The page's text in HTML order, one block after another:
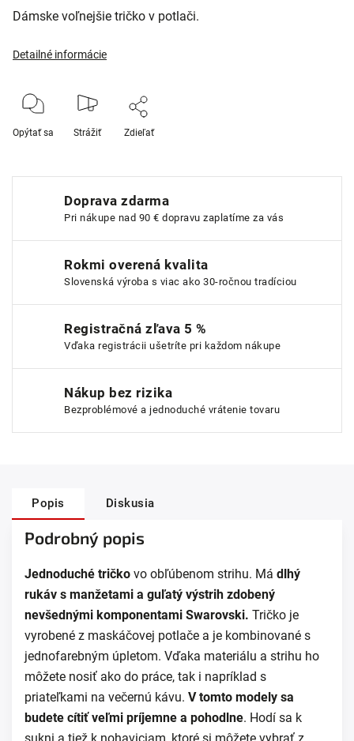
Dámske voľnejšie tričko v potlači.
Detailné informácie
Opýtať sa Strážiť Zdieľať
Doprava zdarma
Pri nákupe nad 90 € dopravu zaplatíme za vás
Rokmi overená kvalita
Slovenská výroba s viac ako 30-ročnou tradíciou
Registračná zľava 5 %
Vďaka registrácii ušetríte pri každom nákupe
Nákup bez rizika
Bezproblémové a jednoduché vrátenie tovaru
Popis Diskusia
Podrobný popis
Jednoduché tričko vo obľúbenom strihu. Má dlhý
rukáv s manžetami a guľatý výstrih zdobený
nevšednými komponentami Swarovski. Tričko je
vyrobené z maskáčovej potlače a je kombinované s
jednofarebným úpletom. Vďaka materiálu a strihu ho
môžete nosiť ako do práce, tak i napríklad s
priateľkami na večernú kávu. V tomto modely sa
budete cítiť veľmi príjemne a pohodlne. Hodí sa k